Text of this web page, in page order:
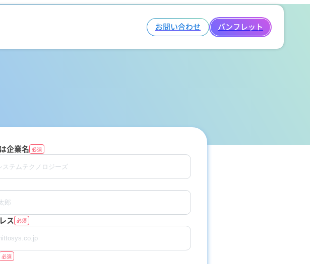
企業名 必須
ス 必須
必須
お問い合わせ パンフレット